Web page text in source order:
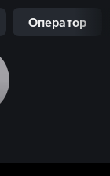
Оператор